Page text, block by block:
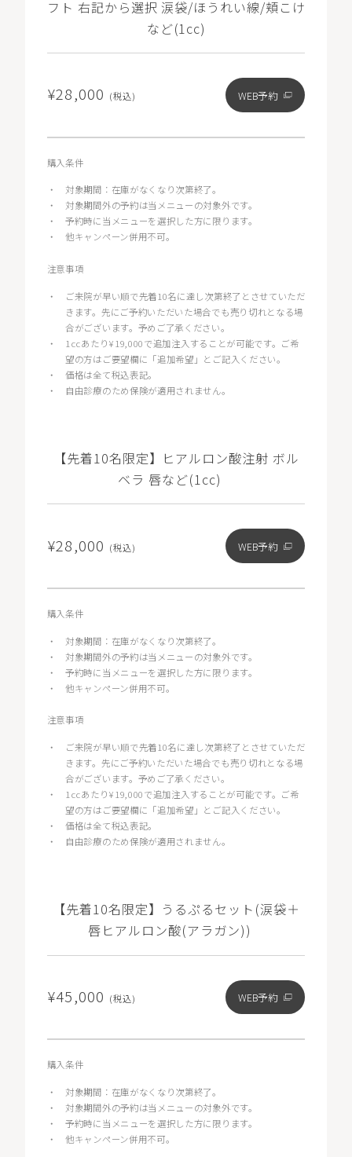
フト 右記から選択 涙袋/ほうれい線/頬こけ
など(1cc)
¥28,000 (税込) WEB予約
購入条件
・ 対象期間：在庫がなくなり次第終了。
・ 対象期間外の予約は当メニューの対象外です。
・予約時に当メニューを選択した方に限ります。
・他キャンペーン併用不可。
注意事項
・
ご来院が早い順で先着10名に達し次第終了とさせていただ
きます。先にご予約いただいた場合でも売り切れとなる場
合がございます。予めご了承ください。
・
1ccあたり¥19,000で追加注入することが可能です。ご希
望の方はご要望欄に「追加希望」とご記入ください。
・価格は全て税込表記。
・
自由診療のため保険が適用されません。
【先着10名限定】ヒアルロン酸注射 ボル
ベラ 唇など(1cc)
¥28,000 (税込) WEB予約
購入条件
・ 対象期間：在庫がなくなり次第終了。
・ 対象期間外の予約は当メニューの対象外です。
・予約時に当メニューを選択した方に限ります。
・他キャンペーン併用不可。
注意事項
・
ご来院が早い順で先着10名に達し次第終了とさせていただ
きます。先にご予約いただいた場合でも売り切れとなる場
合がございます。予めご了承ください。
・ 1ccあたり¥19,000で追加注入することが可能です。ご希
望の方はご要望欄に「追加希望」とご記入ください。
・価格は全て税込表記。
・
自由診療のため保険が適用されません。
【先着10名限定】うるぷるセット(涙袋＋
唇ヒアルロン酸(アラガン))
¥45,000 (税込) WEB予約
購入条件
・ 対象期間：在庫がなくなり次第終了。
・ 対象期間外の予約は当メニューの対象外です。
・予約時に当メニューを選択した方に限ります。
・他キャンペーン併用不可。